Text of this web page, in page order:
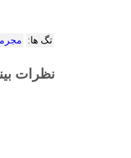
تگ ها:
نظرات